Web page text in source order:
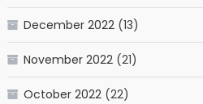
December 2022(13)
November 2022(21)
October 2022(22)